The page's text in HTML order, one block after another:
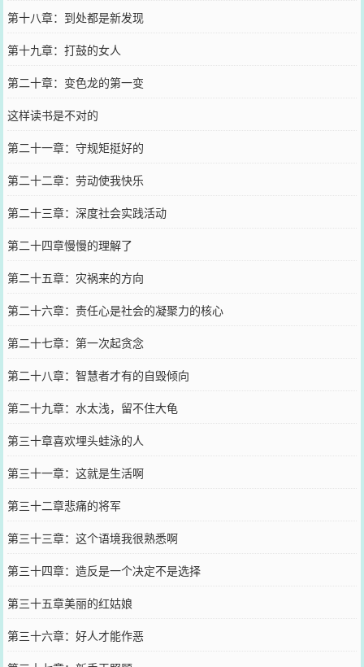
第十八章：到处都是新发现
第十九章：打鼓的女人
第二十章：变色龙的第一变
这样读书是不对的
第二十一章：守规矩挺好的
第二十二章：劳动使我快乐
第二十三章：深度社会实践活动
第二十四章慢慢的理解了
第二十五章：灾祸来的方向
第二十六章：责任心是社会的凝聚力的核心
第二十七章：第一次起贪念
第二十八章：智慧者才有的自毁倾向
第二十九章：水太浅，留不住大龟
第三十章喜欢埋头蛙泳的人
第三十一章：这就是生活啊
第三十二章悲痛的将军
第三十三章：这个语境我很熟悉啊
第三十四章：造反是一个决定不是选择
第三十五章美丽的红姑娘
第三十六章：好人才能作恶